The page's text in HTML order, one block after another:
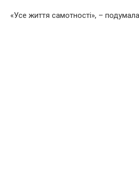
«Усе життя самотності», –